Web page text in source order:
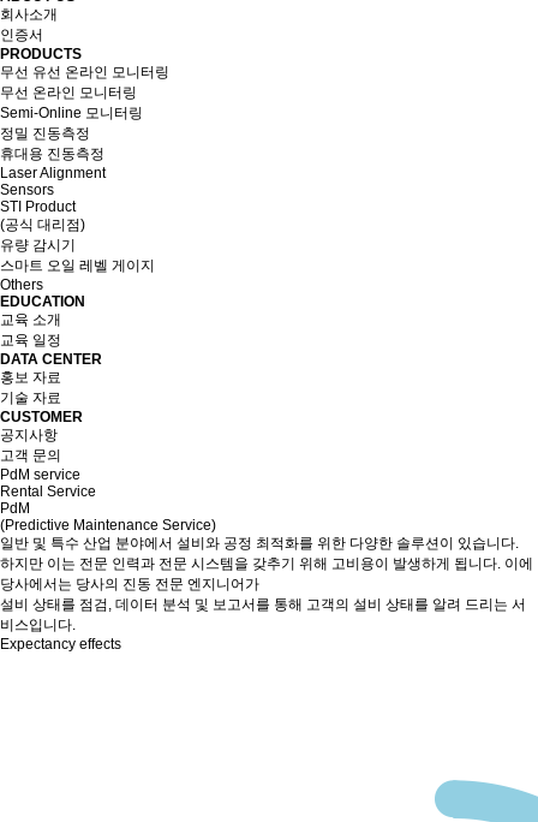
회사소개
인증서
PRODUCTS
무선 유선 온라인 모니터링
무선 온라인 모니터링
Semi-Online 모니터링
정밀 진동측정
휴대용 진동측정
Laser Alignment
Sensors
STI Product
(공식 대리점)
유량 감시기
스마트 오일 레벨 게이지
Others
EDUCATION
교육 소개
교육 일정
DATA CENTER
홍보 자료
기술 자료
CUSTOMER
공지사항
고객 문의
PdM service
Rental Service
PdM
(Predictive Maintenance Service)
일반 및 특수 산업 분야에서 설비와 공정 최적화를 위한 다양한 솔루션이 있습니다.
하지만 이는 전문 인력과 전문 시스템을 갖추기 위해 고비용이 발생하게 됩니다. 이에
당사에서는 당사의 진동 전문 엔지니어가
설비 상태를 점검, 데이터 분석 및 보고서를 통해 고객의 설비 상태를 알려 드리는 서
비스입니다.
Expectancy effects